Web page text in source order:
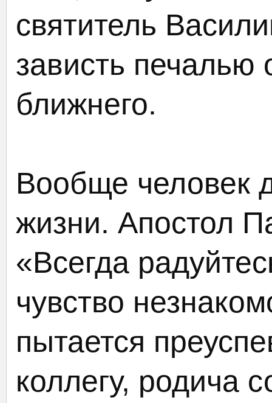
святитель
зависть печалью
ближнего.
Вообще человек
жизни. Апостол
«Всегда
чувство
пытается
коллегу, родича